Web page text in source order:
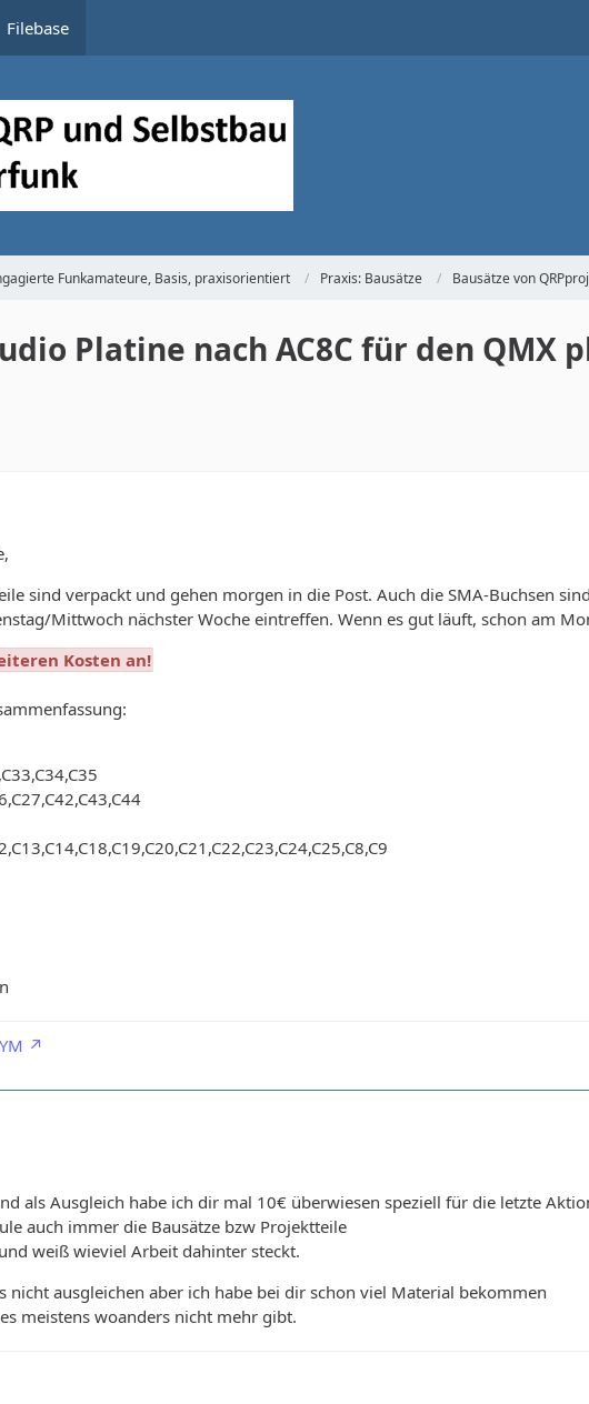
Filebase
Funkamateure, Basis, praxisorientiert Praxis: Bausätze Bausätze von
Platine nach AC8C für den QMX
sind verpackt und gehen morgen in die Post. Auch die SMA-Buchsen
Mittwoch nächster Woche eintreffen. Wenn es gut läuft, schon am
Kosten an!
als Ausgleich habe ich dir mal 10€ überwiesen speziell für die letzte
auch immer die Bausätze bzw Projektteile
weiß wieviel Arbeit dahinter steckt.
nicht ausgleichen aber ich habe bei dir schon viel Material bekommen
meistens woanders nicht mehr gibt.